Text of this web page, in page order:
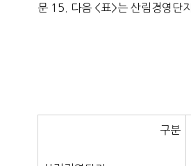
문 15. 다음 <표>는 산림경영단
구분